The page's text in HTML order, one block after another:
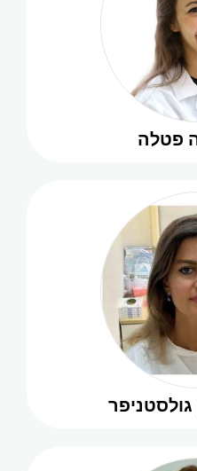
פטלה
והלבנת שיניים